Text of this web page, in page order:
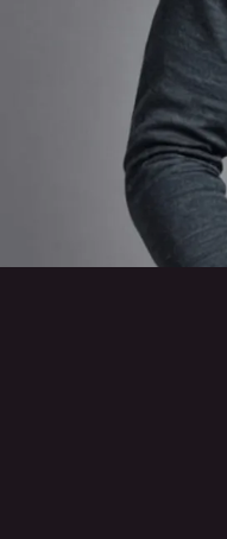
pour